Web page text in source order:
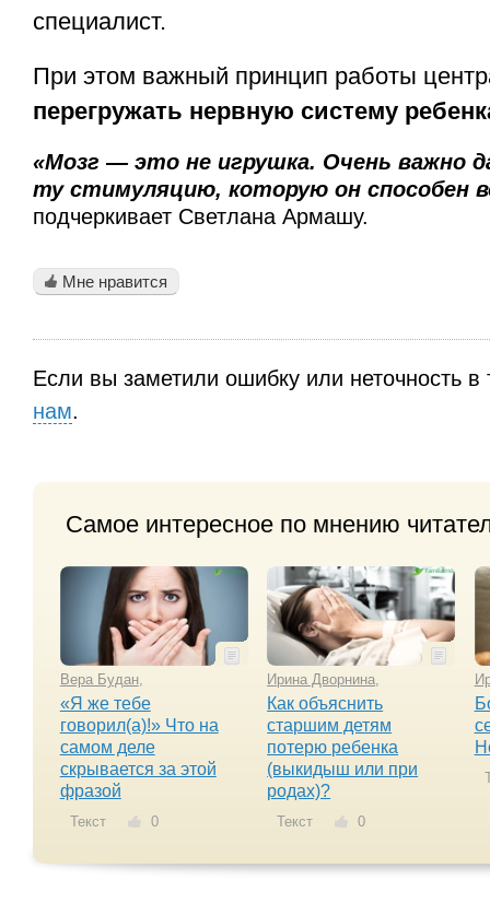
специалист.
При этом важный принцип работы
перегружать нервную систему
«Мозг — это не игрушка. Очень важно
ту стимуляцию, которую он способен
подчеркивает Светлана Армашу.
Мне нравится
Если вы заметили ошибку или неточность в
нам.
Самое интересное по мнению
Вера Будан,
«Я же тебе
говорил(а)!» Что на
самом деле
скрывается за этой
фразой
Текст 0
Ирина Дворнина
Как объяснить
старшим детям
потерю ребенка
(выкидыш или при
родах)?
Текст 0